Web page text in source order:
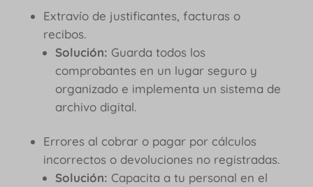
Extravío de justificantes, facturas o
recibos.
Solución: Guarda todos los
comprobantes en un lugar seguro y
organizado e implementa un sistema de
archivo digital.
Errores al cobrar o pagar por cálculos
incorrectos o devoluciones no registradas.
Solución: Capacita a tu personal en el